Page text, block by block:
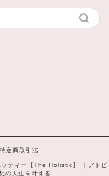
特定商取引法
ティー【The Holistic】 ｜アトピ
の人生を叶える